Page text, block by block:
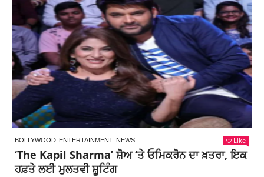
BOLLYWOOD ENTERTAINMENT NEWS Like
‘The Kapil Sharma’ ਸ਼ੋਅ ‘ਤੇ ਓਮਿਕਰੋਨ ਦਾ ਖ਼ਤਰਾ, ਇਕ
ਹਫ਼ਤੇ ਲਈ ਮੁਲਤਵੀ ਸ਼ੂਟਿੰਗ